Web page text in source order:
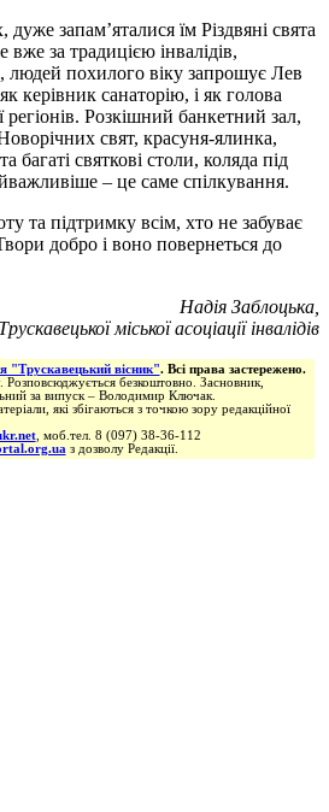
запам’яталися їм Різдвяні свята
вже за традицією інвалідів,
людей похилого віку запрошує Лев
керівник санаторію, і як голова
регіонів. Розкішний банкетний зал,
свят, красуня-ялинка,
багаті святкові столи, коляда під
– це саме спілкування.
та підтримку всім, хто не забуває
добро і воно повернеться до
Надія Заблоцька,
міської асоціації інвалідів
"Трускавецький вісник". Всі права застережено.
безкоштовно. Засновник,
за випуск – Володимир Ключак.
які збігаються з точкою зору редакційної
, моб.тел. 8 (097) 38-36-112
з дозволу Редакції.